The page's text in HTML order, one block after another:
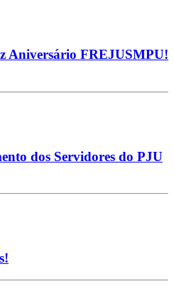
Aniversário FREJUSMPU!
dos Servidores do PJU